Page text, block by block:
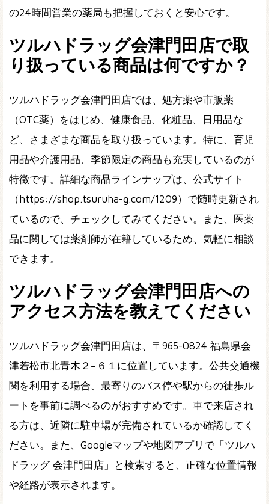
の24時間営業の薬局も把握しておくと安心です。
ツルハドラッグ会津門田店で取
り扱っている商品は何ですか？
ツルハドラッグ会津門田店では、処方薬や市販薬
（OTC薬）をはじめ、健康食品、化粧品、日用品な
ど、さまざまな商品を取り扱っています。特に、育児
用品や介護用品、季節限定の商品も充実しているのが
特徴です。詳細な商品ラインナップは、公式サイト
（https://shop.tsuruha-g.com/1209）で随時更新され
ているので、チェックしてみてください。また、医薬
品に関しては薬剤師が在籍しているため、気軽に相談
できます。
ツルハドラッグ会津門田店への
アクセス方法を教えてください
ツルハドラッグ会津門田店は、〒965-0824 福島県会
津若松市北青木２−６１に位置しています。公共交通機
関を利用する場合、最寄りのバス停や駅からの徒歩ル
ートを事前に調べるのがおすすめです。車で来店され
る方は、近隣に駐車場が完備されているか確認してく
ださい。また、Googleマップや地図アプリで「ツルハ
ドラッグ 会津門田店」と検索すると、正確な位置情報
や経路が表示されます。